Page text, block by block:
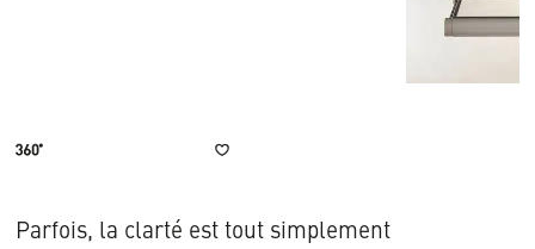
öffnen
la
Parfois, la clarté est tout simplement